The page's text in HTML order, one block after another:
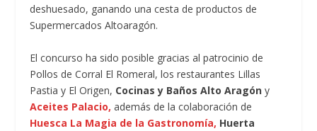
deshuesado, ganando una cesta de productos de
Supermercados Altoaragón.
El concurso ha sido posible gracias al patrocinio de
Pollos de Corral El Romeral, los restaurantes Lillas
Pastia y El Origen, Cocinas y Baños Alto Aragón y
Aceites Palacio, además de la colaboración de
Huesca La Magia de la Gastronomía, Huerta